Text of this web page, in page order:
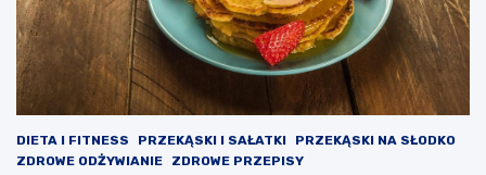
DIETA I FITNESS PRZEKĄSKI I SAŁATKI
PRZEKĄSKI NA SŁODKO
ZDROWE ODŻYWIANIE
ZDROWE PRZEPISY